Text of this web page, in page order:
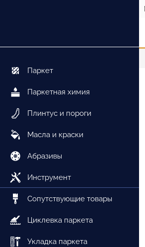
Паркет
Паркетная химия
Плинтус и пороги
Масла и краски
Абразивы
Инструмент
Сопутствующие товары
Циклевка паркета
Укладка паркета